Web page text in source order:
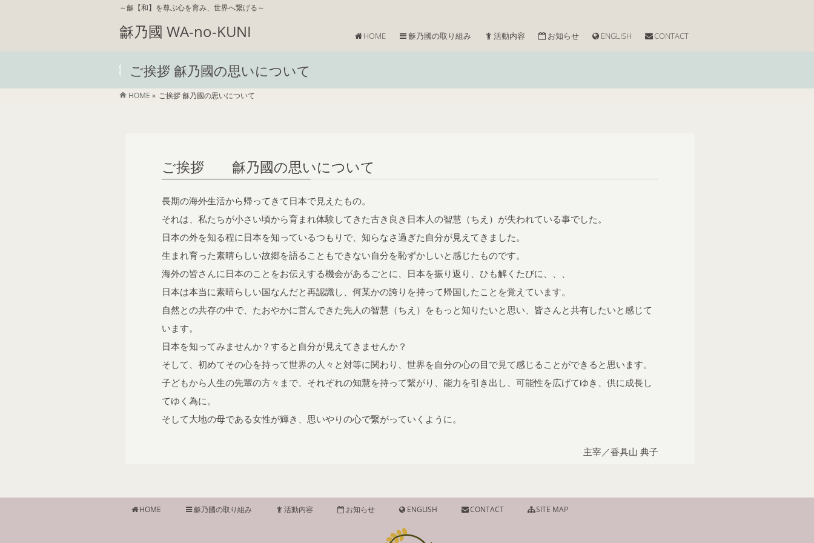
～龢【和】を尊ぶ心を育み、世界へ繋げる～
龢乃國 WA-no-KUNI HOME 龢乃國の取り組み 活動内容 お知らせ ENGLISH CONTACT
ご挨拶 龢乃國の思いについて
HOME » ご挨拶 龢乃國の思いについて
ご挨拶 龢乃國の思いについて
長期の海外生活から帰ってきて日本で見えたもの。
それは、私たちが小さい頃から育まれ体験してきた古き良き日本人の智慧（ちえ）が失われている事でした。
日本の外を知る程に日本を知っているつもりで、知らなさ過ぎた自分が見えてきました。
生まれ育った素晴らしい故郷を語ることもできない自分を恥ずかしいと感じたものです。
海外の皆さんに日本のことをお伝えする機会があるごとに、日本を振り返り、ひも解くたびに、、、
日本は本当に素晴らしい国なんだと再認識し、何某かの誇りを持って帰国したことを覚えています。
自然との共存の中で、たおやかに営んできた先人の智慧（ちえ）をもっと知りたいと思い、皆さんと共有したいと感じて
います。
日本を知ってみませんか？すると自分が見えてきませんか？
そして、初めてその心を持って世界の人々と対等に関わり、世界を自分の心の目で見て感じることができると思います。
子どもから人生の先輩の方々まで、それぞれの知慧を持って繋がり、能力を引き出し、可能性を広げてゆき、供に成長し
てゆく為に。
そして大地の母である女性が輝き、思いやりの心で繋がっていくように。
主宰／香具山 典子
HOME 龢乃國の取り組み 活動内容 お知らせ ENGLISH CONTACT SITE MAP